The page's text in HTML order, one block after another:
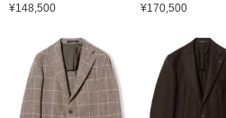
¥148,500 ¥170,500